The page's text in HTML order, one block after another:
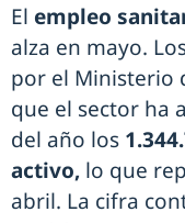
El empleo
alza en mayo.
por el Ministerio
que el sector ha
del año los
activo, lo que
abril. La cifra